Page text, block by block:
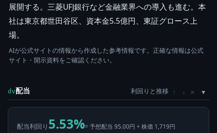
展開する。三菱UFJ銀行など金融業界への導入も進む。本
社は東京都世田谷区、資本金5.5億円、東証グロース上
場。
AIが公式サイトの情報から作成した参考情報です。正確な情報は公式
サイト・開示資料をご確認ください。
dv配当 利回りと推移 ↑ ↓ ×
配当利回り 5.53%= 予想配当 95.00円 ÷ 株価 1,719円